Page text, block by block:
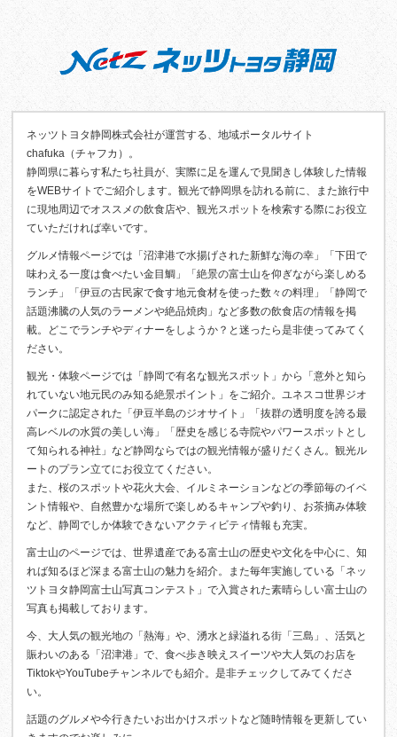
ネッツトヨタ静岡株式会社が運営する、地域ポータルサイト
chafuka（チャフカ）。
静岡県に暮らす私たち社員が、実際に足を運んで見聞きし体験した情報
をWEBサイトでご紹介します。観光で静岡県を訪れる前に、また旅行中
に現地周辺でオススメの飲食店や、観光スポットを検索する際にお役立
ていただければ幸いです。
グルメ情報ページでは「沼津港で水揚げされた新鮮な海の幸」「下田で
味わえる一度は食べたい金目鯛」「絶景の富士山を仰ぎながら楽しめる
ランチ」「伊豆の古民家で食す地元食材を使った数々の料理」「静岡で
話題沸騰の人気のラーメンや絶品焼肉」など多数の飲食店の情報を掲
載。どこでランチやディナーをしようか？と迷ったら是非使ってみてく
ださい。
観光・体験ページでは「静岡で有名な観光スポット」から「意外と知ら
れていない地元民のみ知る絶景ポイント」をご紹介。ユネスコ世界ジオ
パークに認定された「伊豆半島のジオサイト」「抜群の透明度を誇る最
高レベルの水質の美しい海」「歴史を感じる寺院やパワースポットとし
て知られる神社」など静岡ならではの観光情報が盛りだくさん。観光ル
ートのプラン立てにお役立てください。
また、桜のスポットや花火大会、イルミネーションなどの季節毎のイベ
ント情報や、自然豊かな場所で楽しめるキャンプや釣り、お茶摘み体験
など、静岡でしか体験できないアクティビティ情報も充実。
富士山のページでは、世界遺産である富士山の歴史や文化を中心に、知
れば知るほど深まる富士山の魅力を紹介。また毎年実施している「ネッ
ツトヨタ静岡富士山写真コンテスト」で入賞された素晴らしい富士山の
写真も掲載しております。
今、大人気の観光地の「熱海」や、湧水と緑溢れる街「三島」、活気と
賑わいのある「沼津港」で、食べ歩き映えスイーツや大人気のお店を
TiktokやYouTubeチャンネルでも紹介。是非チェックしてみてくださ
い。
話題のグルメや今行きたいお出かけスポットなど随時情報を更新してい